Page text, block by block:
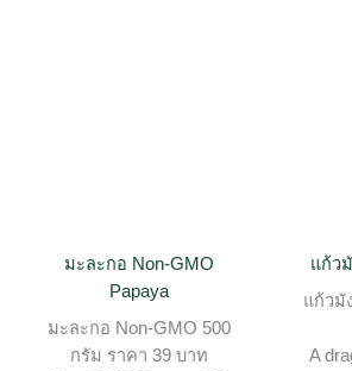
มะละกอ Non-GMO
Papaya
มะละกอ Non-GMO 500
กรัม ราคา 39 บาท
แก้ว
แก้วมั
A